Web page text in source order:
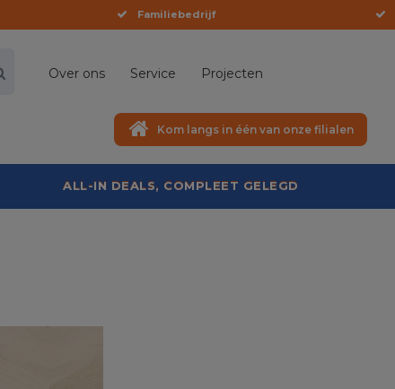
Familiebedrijf
Over ons Service Projecten
Kom langs in één van onze filialen
ALL-IN DEALS, COMPLEET GELEGD